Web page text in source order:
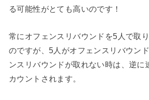
る可能性がとても高いのです！
常にオフェンスリバウンドを5人で取
のですが、5人がオフェンスリバウン
ンスリバウンドが取れない時は、逆に
カウントされます。